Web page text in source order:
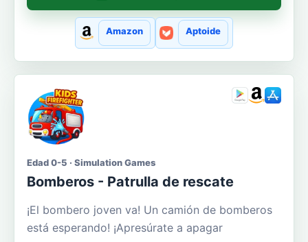
Amazon Aptoide
Edad 0-5 · Simulation Games
Bomberos - Patrulla de rescate
¡El bombero joven va! Un camión de bomberos
está esperando! ¡Apresúrate a apagar